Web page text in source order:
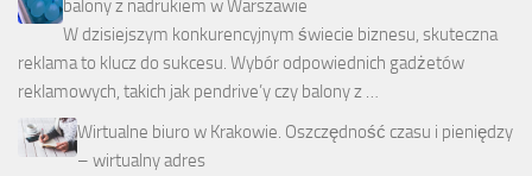
balony z nadrukiem w Warszawie
W dzisiejszym konkurencyjnym świecie biznesu, skuteczna
reklama to klucz do sukcesu. Wybór odpowiednich gadżetów
reklamowych, takich jak pendrive’y czy balony z …
Wirtualne biuro w Krakowie. Oszczędność czasu i pieniędzy
– wirtualny adres